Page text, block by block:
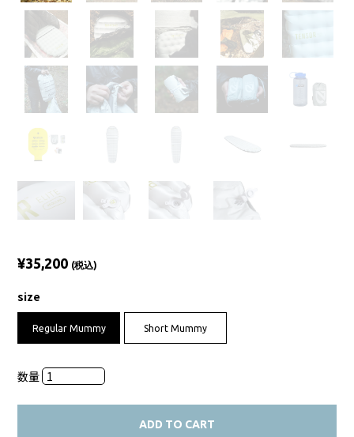
¥35,200 (税込)
size
Regular Mummy Short Mummy
数量
ADD TO CART